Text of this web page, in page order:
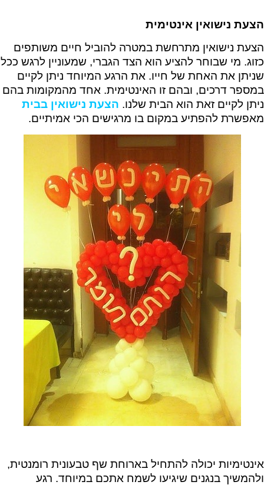
הצעת נישואין אינטימית
הצעת נישואין מתרחשת במטרה להוביל חיים משותפים
כזוג. מי שבוחר להציע הוא הצד הגברי, שמעוניין לרגש ככל
שניתן את האחת של חייו. את הרגע המיוחד ניתן לקיים
במספר דרכים, ובהם זו האינטימית. אחד מהמקומות בהם
ניתן לקיים זאת הוא הבית שלנו. הצעת נישואין בבית
מאפשרת להפתיע במקום בו מרגישים הכי אמיתיים.
אינטימיות יכולה להתחיל בארוחת שף טבעונית רומנטית,
ולהמשיך בנגנים שיגיעו לשמח אתכם במיוחד. רגע